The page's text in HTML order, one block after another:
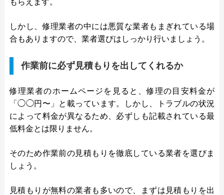
しかし、修理業者の中には悪質な業者もまぎれている場
合もありますので、業者選びはしっかり行いましょう。
作業前に必ず見積もりを出してくれるか
修理業者のホームページを見ると、修理の目安料金が
「◯◯円〜」と載っています。しかし、トラブルの状況
によって料金が異なるため、必ずしも記載されている最
低料金とは限りません。
そのため作業前の見積もりを徹底している業者を選びま
しょう。
見積もりが無料の業者も多いので、まずは見積もりを出